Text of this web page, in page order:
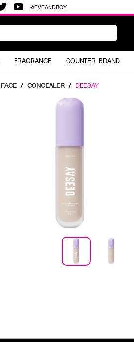
@EVEANDBOY
FRAGRANCE COUNTER BRAND
FACE / CONCEALER / DEESAY